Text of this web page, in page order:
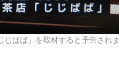
じばば」を取材すると予告されま